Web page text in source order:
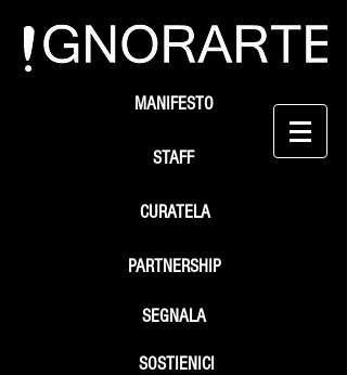
STAFF
SEGNALA
SOSTIENICI
MANIFESTO
PARTNERSHIP
CURATELA